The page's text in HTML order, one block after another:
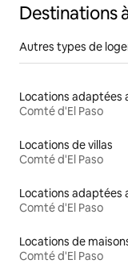
Destinations
Autres types de
Comté d'El Paso
Locations de villas
Comté d'El Paso
Comté d'El Paso
Locations de
Comté d'El Paso